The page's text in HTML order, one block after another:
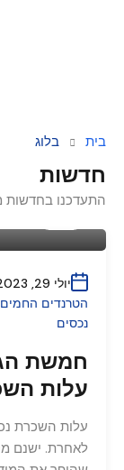
בית בלוג
חדשות
התעדכנו
יולי 29, 2023
הטרנדים החמים
נכסים
חמשת
עלות
עלות השכרת
לאחרת. ישנם